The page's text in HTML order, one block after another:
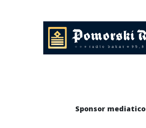
Sponsor mediatico